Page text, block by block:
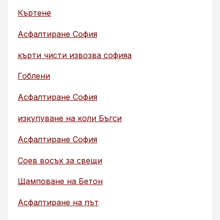
Къртене
Асфалтиране София
кърти чисти извозва софияа
Гоблени
Асфалтиране София
изкупуване на коли Бъгси
Асфалтиране София
Соев восък за свещи
Щамповане на Бетон
Асфалтиране на път